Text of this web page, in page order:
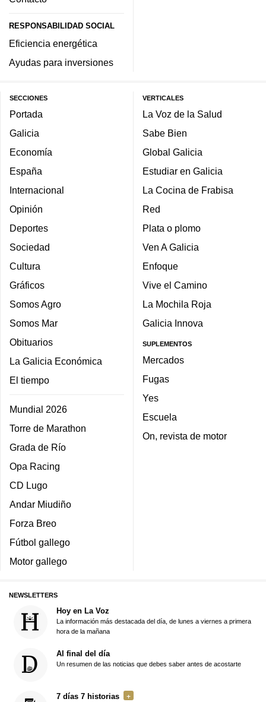
RESPONSABILIDAD SOCIAL
Eficiencia energética
Ayudas para inversiones
SECCIONES
Portada
Galicia
Economía
España
Internacional
Opinión
Deportes
Sociedad
Cultura
Gráficos
Somos Agro
Somos Mar
Obituarios
La Galicia Económica
El tiempo
Mundial 2026
Torre de Marathon
Grada de Río
Opa Racing
CD Lugo
Andar Miudiño
Forza Breo
Fútbol gallego
Motor gallego
VERTICALES
La Voz de la Salud
Sabe Bien
Global Galicia
Estudiar en Galicia
La Cocina de Frabisa
Red
Plata o plomo
Ven A Galicia
Enfoque
Vive el Camino
La Mochila Roja
Galicia Innova
SUPLEMENTOS
Mercados
Fugas
Yes
Escuela
On, revista de motor
NEWSLETTERS
Hoy en La Voz
La información más destacada del día, de lunes a viernes a primera
hora de la mañana
Al final del día
Un resumen de las noticias que debes saber antes de acostarte
7 días 7 historias